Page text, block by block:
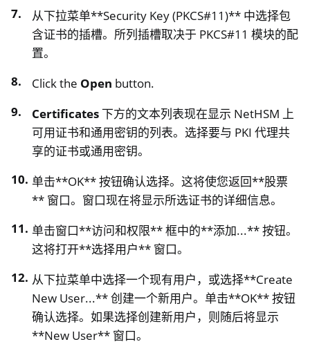
从下拉菜单**Security Key (PKCS#11)** 中选择包
含证书的插槽。所列插槽取决于 PKCS#11 模块的配
置。
Click the Open button.
Certificates 下方的文本列表现在显示 NetHSM 上
可用证书和通用密钥的列表。选择要与 PKI 代理共
享的证书或通用密钥。
单击**OK** 按钮确认选择。这将使您返回**股票
** 窗口。窗口现在将显示所选证书的详细信息。
单击窗口**访问和权限** 框中的**添加...** 按钮。
这将打开**选择用户** 窗口。
从下拉菜单中选择一个现有用户，或选择**Create
New User...** 创建一个新用户。单击**OK** 按钮
确认选择。如果选择创建新用户，则随后将显示
**New User** 窗口。